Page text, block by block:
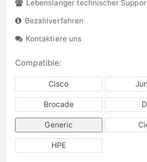
Lebenslanger technischer
Bezahlverfahren
Kontaktiere uns
Compatible:
Cisco
Brocade
Generic
HPE